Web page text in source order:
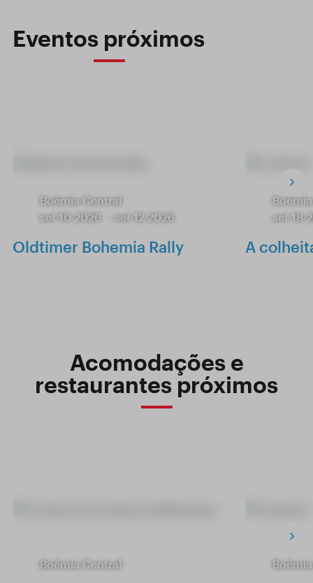
Eventos próximos
Boêmia Central
set 10 2026
set 12 2026
Oldtimer Bohemia Rally
set 18
A
Acomodações e
restaurantes próximos
Boêmia Central